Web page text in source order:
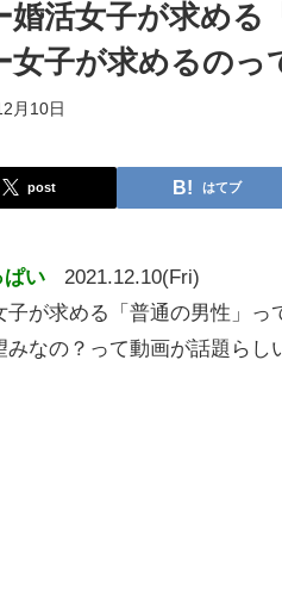
婚活女子が求め
子が求めるのっ
月10日
post はてブ
ぱい
2021.12.10(Fri)
子が求める「普通の男性」
みなの？って動画が話題らし